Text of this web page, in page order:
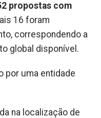
propostas com
16 foram
correspondendo a
global disponível.
por uma entidade
na localização de